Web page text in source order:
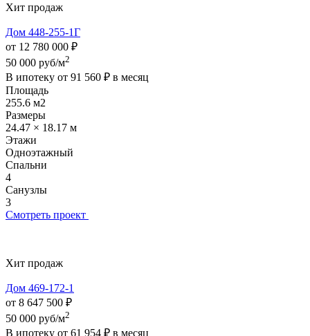
Хит продаж
Дом 448-255-1Г
от 12 780 000 ₽
50 000 руб/м2
В ипотеку от 91 560 ₽ в месяц
Площадь
255.6 м2
Размеры
24.47 × 18.17 м
Этажи
Одноэтажный
Спальни
4
Санузлы
3
Смотреть проект
Хит продаж
Дом 469-172-1
от 8 647 500 ₽
50 000 руб/м2
В ипотеку от 61 954 ₽ в месяц